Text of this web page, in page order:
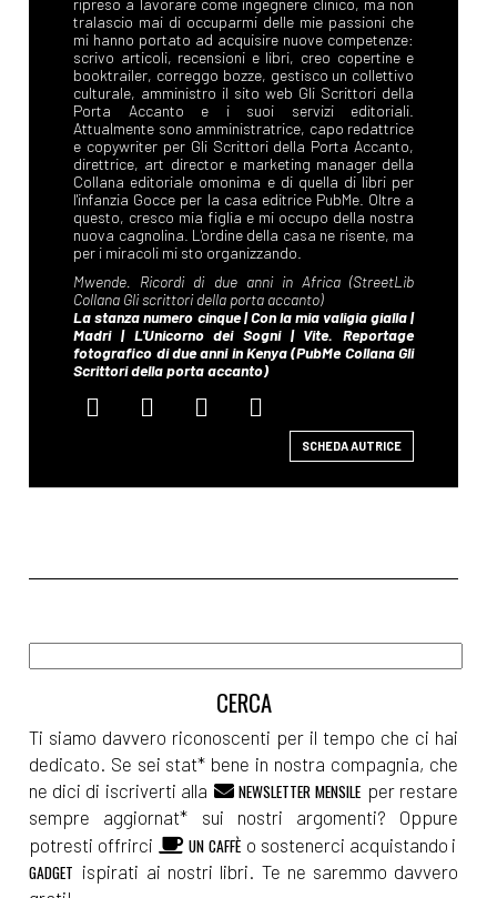
SCHEDA AUTRICE
Ti siamo davvero riconoscenti per il tempo che ci hai
dedicato. Se sei stat* bene in nostra compagnia, che
ne dici di iscriverti alla
NEWSLETTER MENSILE per restare
sempre aggiornat* sui nostri argomenti? Oppure
potresti offrirci
UN CAFFÈ o sostenerci acquistando i
GADGET ispirati ai nostri libri. Te ne saremmo davvero